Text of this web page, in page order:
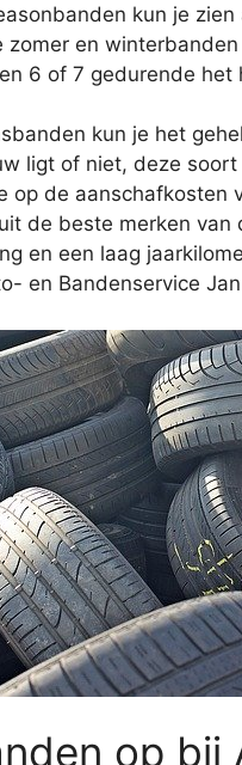
kun je
zomer en
6 of 7 gedurende het
kun je het
ligt of niet, deze
op de aanschafkosten
de beste merken van
en een laag
en Bandenservice
op